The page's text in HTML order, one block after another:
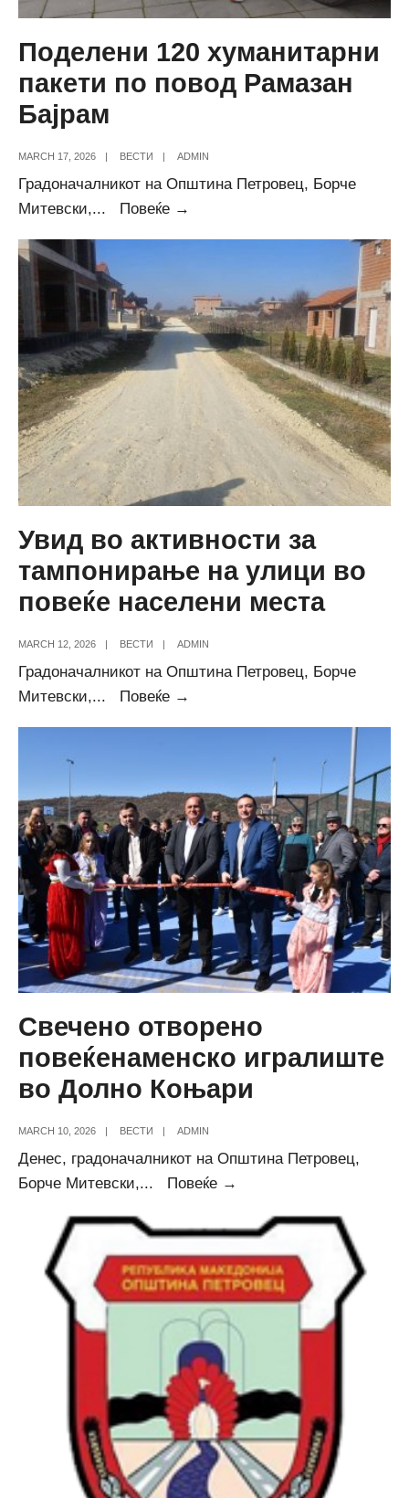
Поделени 120 хуманитарни
пакети по повод Рамазан
Бајрам
MARCH 17, 2026 ВЕСТИ ADMIN
Градоначалникот на Општина Петровец, Борче
Митевски,... Повеќе →
по
повод
Рамазан
Увид во активности за
тампонирање на улици во
повеќе населени места
MARCH 12, 2026 | ВЕСТИ | ADMIN
Градоначалникот на Општина Петровец, Борче
Митевски,... Повеќе →
тампонирање
на
улици
во
повеќе
населени
места
Свечено отворено
повеќенаменско игралиште
во Долно Коњари
MARCH 10, 2026 ВЕСТИ ADMIN
Денес, градоначалникот на Општина Петровец,
Борче Митевски,... Повеќе →
повеќенаменско
игралиште
во
Долно
Коњари